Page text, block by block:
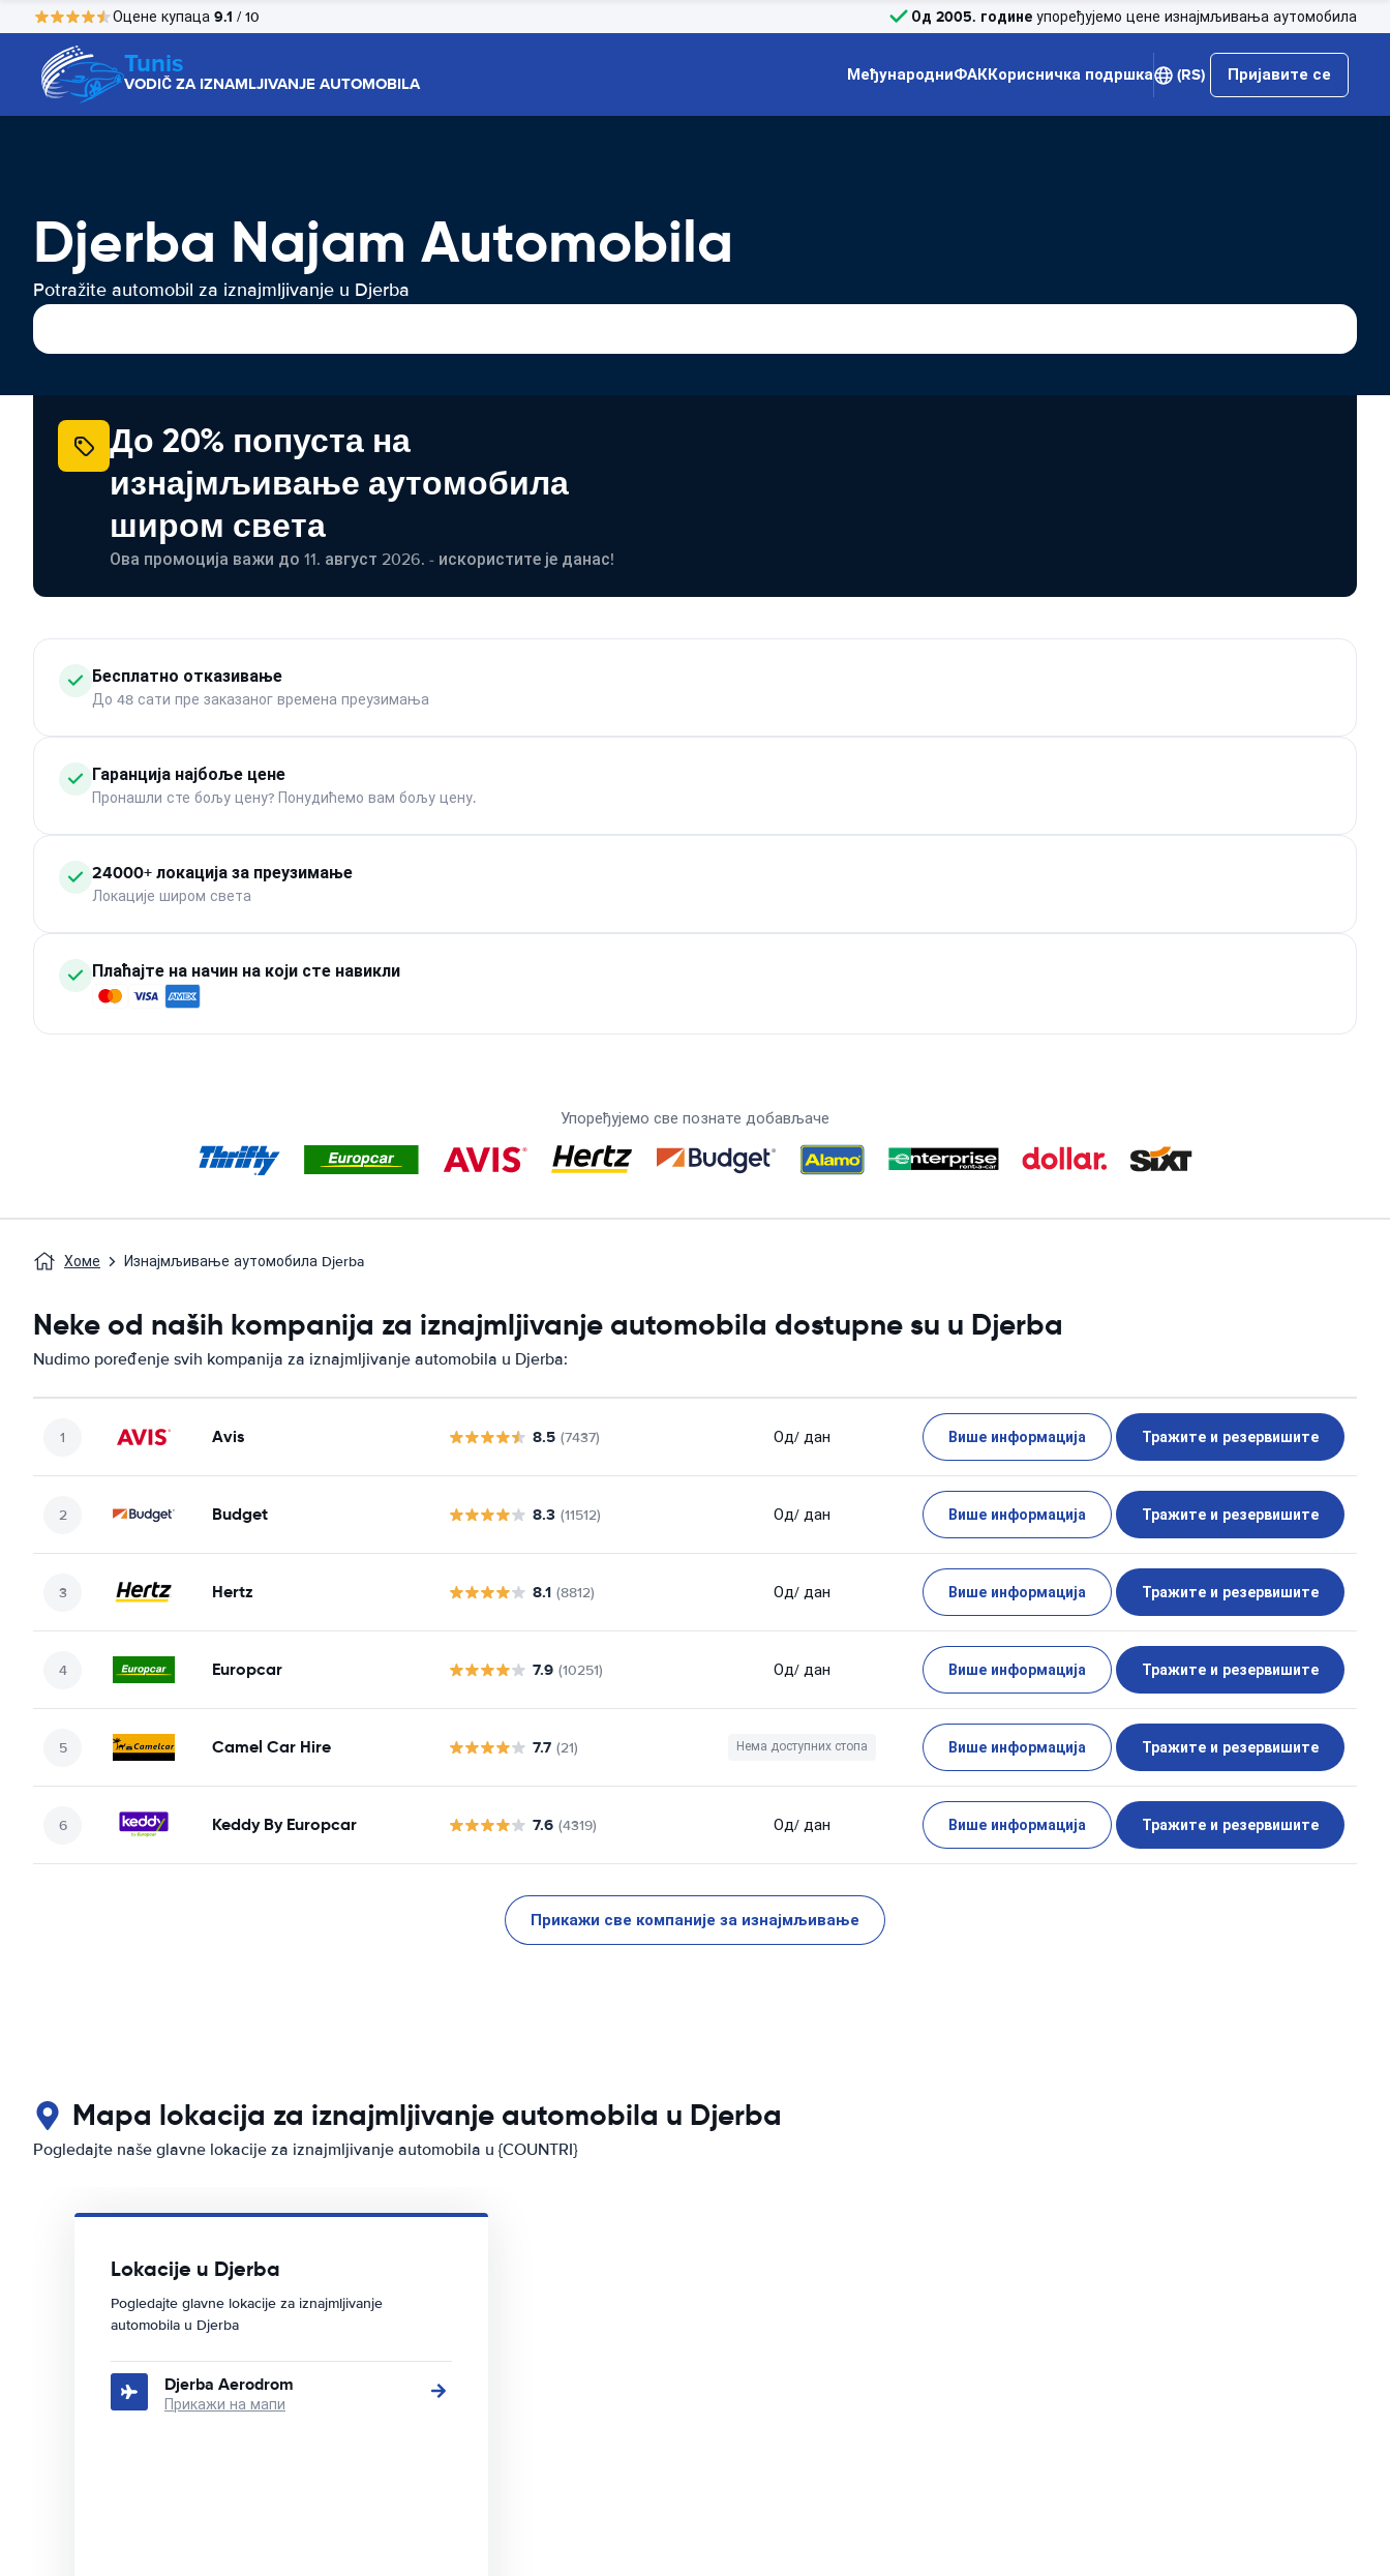
Оцене купаца 9.1 / 10 Од 2005. године упоређујемо цене изнајмљивања аутомобила
Tunis
VODIČ ZA IZNAMLJIVANJE AUTOMOBILA МеђународниФАККорисничка подршка (RS) Пријавите се
Djerba Najam Automobila
Potražite automobil za iznajmljivanje u Djerba
До 20% попуста на
изнајмљивање аутомобила
широм света
Ова промоција важи до 11. август 2026. - искористите је данас!
Бесплатно отказивање
До 48 сати пре заказаног времена преузимања
Гаранција најбоље цене
Пронашли сте бољу цену? Понудићемо вам бољу цену.
24000+ локација за преузимање
Локације широм света
Плаћајте на начин на који сте навикли
Упоређујемо све познате добављаче
Хоме Изнајмљивање аутомобила Djerba
Neke od naših kompanija za iznajmljivanje automobila dostupne su u Djerba
Nudimo poređenje svih kompanija za iznajmljivanje automobila u Djerba:
Avis 8.5 (7437) Од/ дан Више информација Тражите и резервишите
Budget 8.3 (11512) Од/ дан Више информација Тражите и резервишите
Hertz 8.1 (8812) Од/ дан Више информација Тражите и резервишите
Europcar 7.9 (10251) Од/ дан Више информација Тражите и резервишите
Camel Car Hire 7.7 (21) Нема доступних стопа Више информација Тражите и резервишите
Keddy By Europcar 7.6 (4319) Од/ дан Више информација Тражите и резервишите
Прикажи све компаније за изнајмљивање
Mapa lokacija za iznajmljivanje automobila u Djerba
Pogledajte naše glavne lokacije za iznajmljivanje automobila u {COUNTRI}
Lokacije u Djerba
Pogledajte glavne lokacije za iznajmljivanje
automobila u Djerba
Djerba Aerodrom
Прикажи на мапи